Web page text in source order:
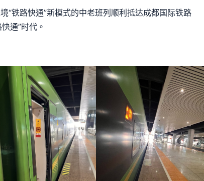
“铁路快通”新模式的中老班列顺利抵达成都国际铁路
通”时代。